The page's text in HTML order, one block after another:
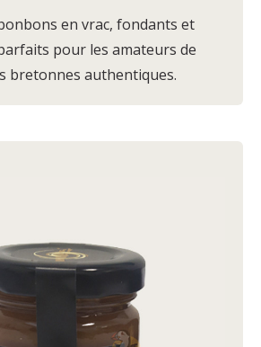
en vrac, fondants et
pour les amateurs de
bretonnes authentiques.